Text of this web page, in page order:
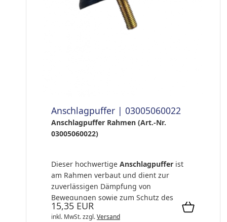
Anschlagpuffer | 03005060022
Anschlagpuffer Rahmen (Art.-Nr.
03005060022)
Dieser hochwertige Anschlagpuffer ist
am Rahmen verbaut und dient zur
zuverlässigen Dämpfung von
Bewegungen sowie zum Schutz des
Fahrgestells und ang...
15,35 EUR
inkl. MwSt.zzgl.Versand